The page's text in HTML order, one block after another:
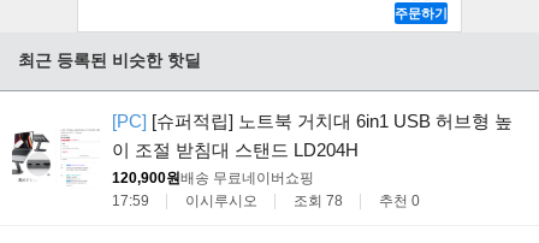
최근 등록된 비슷한 핫딜
[PC] [슈퍼적립] 노트북 거치대 6in1 USB 허브형 높
이 조절 받침대 스탠드 LD204H
120,900원배송 무료네이버쇼핑
17:59
이시루시오 조회 78 추천 0